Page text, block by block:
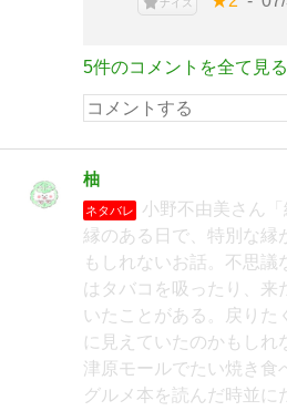
ナイス
5件のコメントを全て見る
柚
ネタバレ
小野不由美さん
縁のある日で、特別な縁
もしれないお話。不思
はタバコを吸ったり、来
いたことがある。戻りた
に見えていたのかもしれ
津原モールでたい焼き食
グルメ本を読んだ時並に